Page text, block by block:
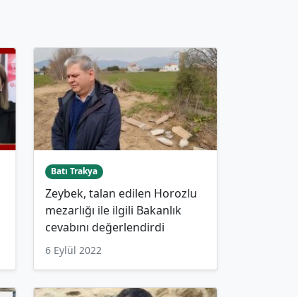
Batı Trakya
Zeybek, talan edilen Horozlu
mezarlığı ile ilgili Bakanlık
cevabını değerlendirdi
6 Eylül 2022